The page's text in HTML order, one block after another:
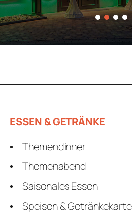
1 2 3 4
ESSEN & GETRÄNKE
Themendinner
Themenabend
Saisonales Essen
Speisen & Getränkekarte